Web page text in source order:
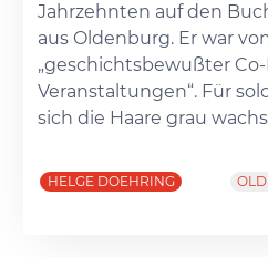
Jahrzehnten auf den
aus Oldenburg. Er war
„geschichtsbewußter
Veranstaltungen“. Für
sich die Haare grau
HELGE DOEHRING